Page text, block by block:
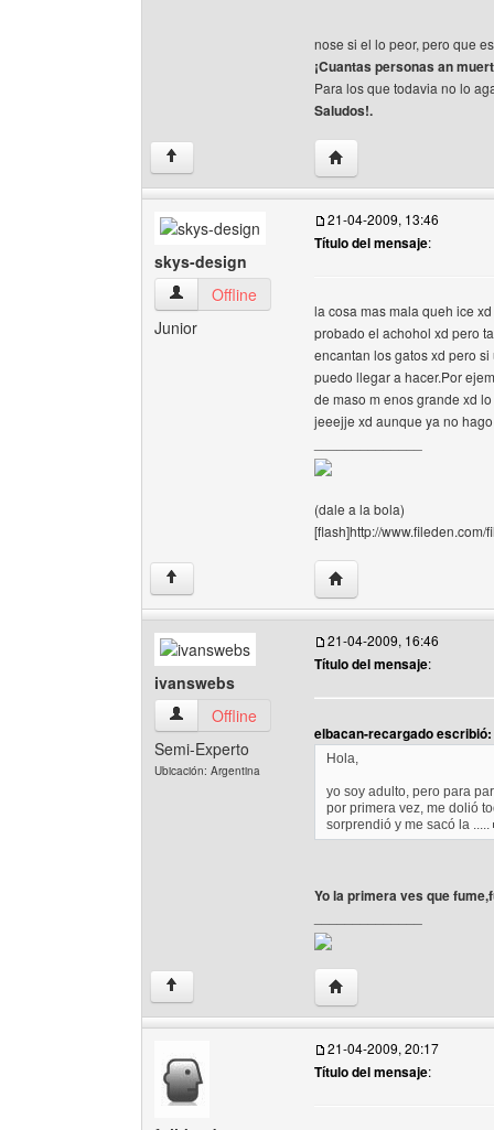
nose si el lo peor, pero que
¡Cuantas personas an
Para los que todavia no lo
Saludos!.
↑ Visitar sitio web del
skys-design
skys-design Ver perfil del usuario
Offline
Junior
21-04-2009, 13:46
Título del mensaje:
la cosa mas mala queh ice
probado el achohol xd pero
encantan los gatos xd pero
puedo llegar a hacer.Por
de maso m enos grande xd
jeeejje xd aunque ya no
(dale a la bola)
[flash]http://
↑ Visitar sitio web del
ivanswebs
ivanswebs Ver perfil del usuario
Offline
Semi-Experto
Ubicación: Argentina
21-04-2009, 16:46
Título del mensaje:
elbacan-recargado escribió:
Hola,
yo soy adulto, pero para
por primera vez, me dolió
sorprendió y me sacó la .....
Yo la primera ves que
↑ Visitar sitio web del
21-04-2009, 20:17
Título del mensaje: